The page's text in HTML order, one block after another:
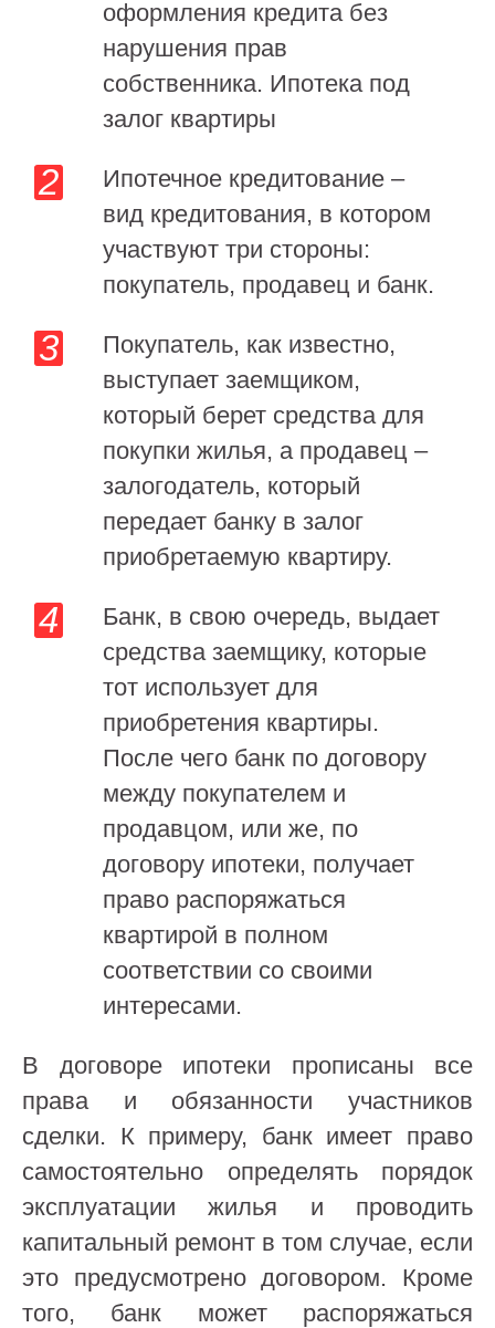
оформления кредита без
нарушения прав
собственника. Ипотека под
залог квартиры
Ипотечное кредитование –
вид кредитования, в котором
участвуют три стороны:
покупатель, продавец и банк.
Покупатель, как известно,
выступает заемщиком,
который берет средства для
покупки жилья, а продавец –
залогодатель, который
передает банку в залог
приобретаемую квартиру.
Банк, в свою очередь, выдает
средства заемщику, которые
тот использует для
приобретения квартиры.
После чего банк по договору
между покупателем и
продавцом, или же, по
договору ипотеки, получает
право распоряжаться
квартирой в полном
соответствии со своими
интересами.
В договоре ипотеки прописаны все
права и обязанности участников
сделки. К примеру, банк имеет право
самостоятельно определять порядок
эксплуатации жилья и проводить
капитальный ремонт в том случае, если
это предусмотрено договором. Кроме
того, банк может распоряжаться